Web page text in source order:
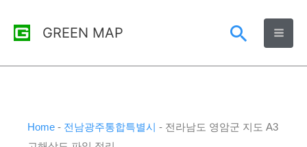
GREEN MAP
검
색
Home - 전남광주통합특별시 - 전라남도 영암군 지도 A3